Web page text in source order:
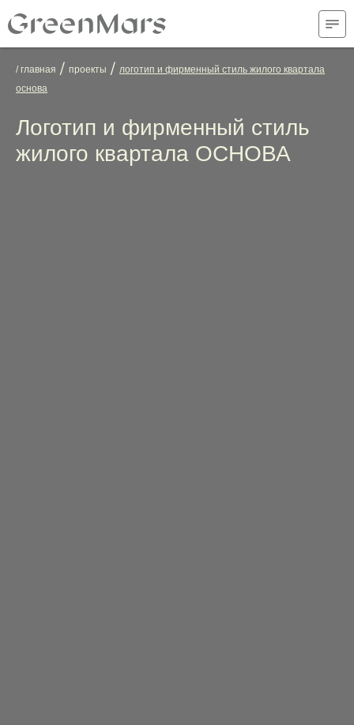
/ главная / проекты / логотип и фирменный стиль жилого квартала
основа
Логотип и фирменный стиль
жилого квартала ОСНОВА